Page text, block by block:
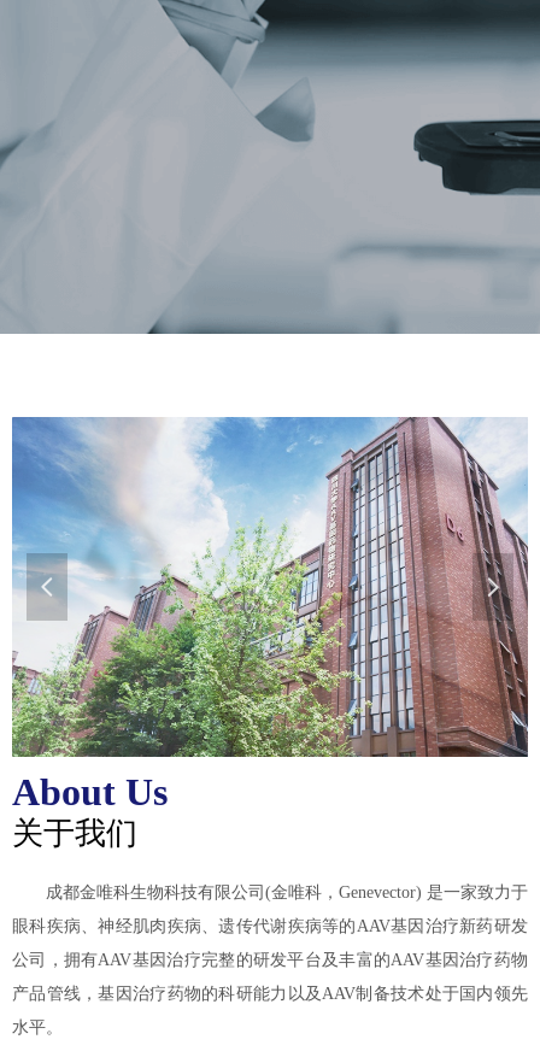
About Us
关于我们
成都金唯科生物科技有限公司(金唯科，Genevector) 是一家致力于
眼科疾病、神经肌肉疾病、遗传代谢疾病等的AAV基因治疗新药研发
公司，拥有AAV基因治疗完整的研发平台及丰富的AAV基因治疗药物
产品管线，基因治疗药物的科研能力以及AAV制备技术处于国内领先
水平。
넳 넲